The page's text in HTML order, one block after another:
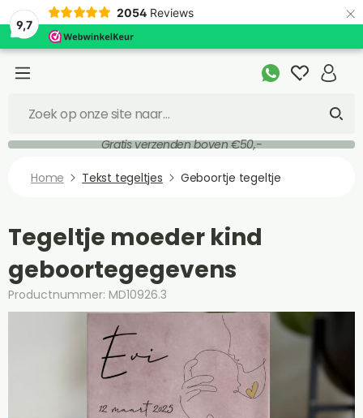
9,7
2054 Reviews ×
Gratis verzenden boven €50,-
Home Tekst tegeltjes Geboortje tegeltje
Tegeltje moeder kind
geboortegegevens
Productnummer: MD10926.3